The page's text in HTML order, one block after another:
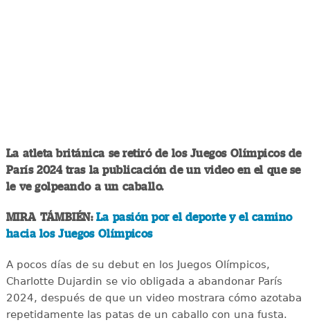
La atleta británica se retiró de los Juegos Olímpicos de
París 2024 tras la publicación de un video en el que se
le ve golpeando a un caballo.
MIRA TÁMBIÉN:La pasión por el deporte y el camino
hacia los Juegos Olímpicos
A pocos días de su debut en los Juegos Olímpicos,
Charlotte Dujardin se vio obligada a abandonar París
2024, después de que un video mostrara cómo azotaba
repetidamente las patas de un caballo con una fusta.